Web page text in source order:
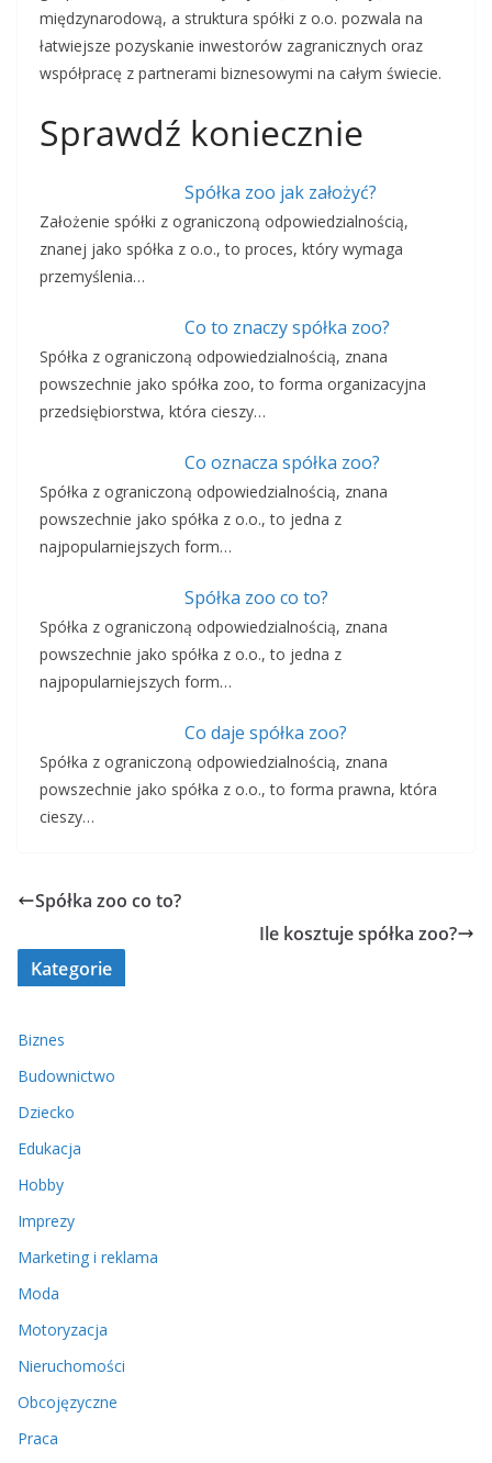
międzynarodową, a struktura spółki z o.o. pozwala na
łatwiejsze pozyskanie inwestorów zagranicznych oraz
współpracę z partnerami biznesowymi na całym świecie.
Sprawdź koniecznie
Spółka zoo jak założyć?
Założenie spółki z ograniczoną odpowiedzialnością,
znanej jako spółka z o.o., to proces, który wymaga
przemyślenia…
Co to znaczy spółka zoo?
Spółka z ograniczoną odpowiedzialnością, znana
powszechnie jako spółka zoo, to forma organizacyjna
przedsiębiorstwa, która cieszy…
Co oznacza spółka zoo?
Spółka z ograniczoną odpowiedzialnością, znana
powszechnie jako spółka z o.o., to jedna z
najpopularniejszych form…
Spółka zoo co to?
Spółka z ograniczoną odpowiedzialnością, znana
powszechnie jako spółka z o.o., to jedna z
najpopularniejszych form…
Co daje spółka zoo?
Spółka z ograniczoną odpowiedzialnością, znana
powszechnie jako spółka z o.o., to forma prawna, która
cieszy…
Spółka zoo co to?
Ile kosztuje spółka zoo?
Kategorie
Biznes
Budownictwo
Dziecko
Edukacja
Hobby
Imprezy
Marketing i reklama
Moda
Motoryzacja
Nieruchomości
Obcojęzyczne
Praca